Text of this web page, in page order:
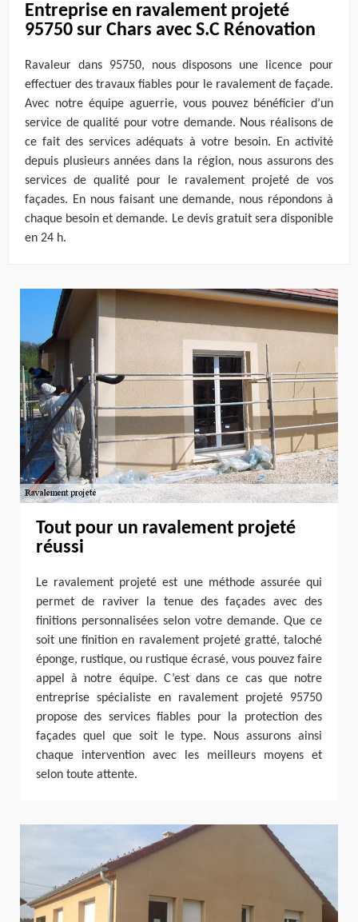
Entreprise en ravalement projeté
95750 sur Chars avec S.C Rénovation
Ravaleur dans 95750, nous disposons une licence pour
effectuer des travaux fiables pour le ravalement de façade.
Avec notre équipe aguerrie, vous pouvez bénéficier d’un
service de qualité pour votre demande. Nous réalisons de
ce fait des services adéquats à votre besoin. En activité
depuis plusieurs années dans la région, nous assurons des
services de qualité pour le ravalement projeté de vos
façades. En nous faisant une demande, nous répondons à
chaque besoin et demande. Le devis gratuit sera disponible
en 24 h.
Tout pour un ravalement projeté
réussi
Le ravalement projeté est une méthode assurée qui
permet de raviver la tenue des façades avec des
finitions personnalisées selon votre demande. Que ce
soit une finition en ravalement projeté gratté, taloché
éponge, rustique, ou rustique écrasé, vous pouvez faire
appel à notre équipe. C’est dans ce cas que notre
entreprise spécialiste en ravalement projeté 95750
propose des services fiables pour la protection des
façades quel que soit le type. Nous assurons ainsi
chaque intervention avec les meilleurs moyens et
selon toute attente.